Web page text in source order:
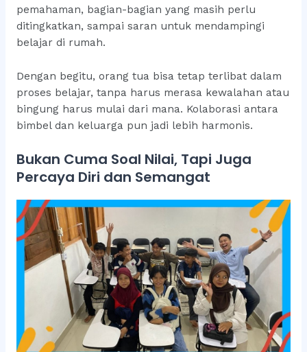
pemahaman, bagian-bagian yang masih perlu
ditingkatkan, sampai saran untuk mendampingi
belajar di rumah.
Dengan begitu, orang tua bisa tetap terlibat dalam
proses belajar, tanpa harus merasa kewalahan atau
bingung harus mulai dari mana. Kolaborasi antara
bimbel dan keluarga pun jadi lebih harmonis.
Bukan Cuma Soal Nilai, Tapi Juga
Percaya Diri dan Semangat